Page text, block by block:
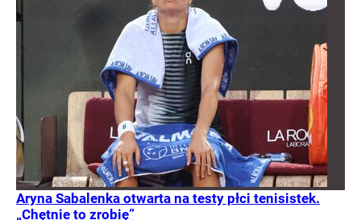
Aryna Sabalenka otwarta na testy płci tenisistek.
„Chętnie to zrobię”